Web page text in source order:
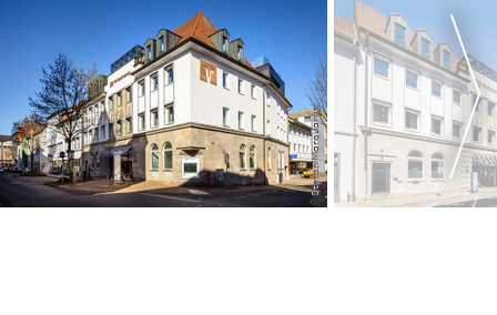
Stefan Marquardt